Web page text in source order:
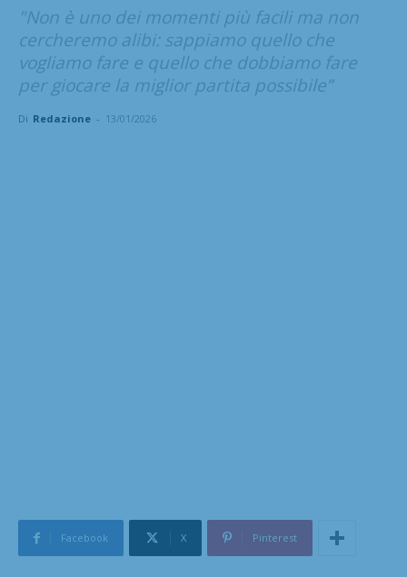
"Non è uno dei momenti più facili ma non
cercheremo alibi: sappiamo quello che
vogliamo fare e quello che dobbiamo fare
per giocare la miglior partita possibile”
Di Redazione - 13/01/2026
Facebook X Pinterest